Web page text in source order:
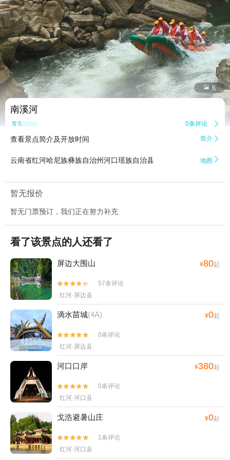
 6
南溪河
暂无点评 0条评论 
查看景点简介及开放时间 简介 
云南省红河哈尼族彝族自治州河口瑶族自治县 地图 
暂无报价
暂无门票预订，我们正在努力补充
看了该景点的人还看了
屏边大围山 ¥80起


57条评论
红河·屏边县
滴水苗城(4A) ¥0起


0条评论
红河·屏边县
河口口岸 ¥380起


0条评论
红河·河口县
戈浩避暑山庄 ¥0起


1条评论
红河·河口县
